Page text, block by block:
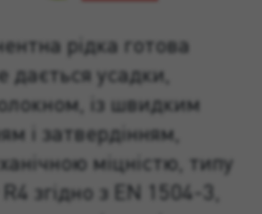
рідка готова
дається усадки,
із швидким
і затвердінням,
міцністю, типу
згідно з EN 1504-3,